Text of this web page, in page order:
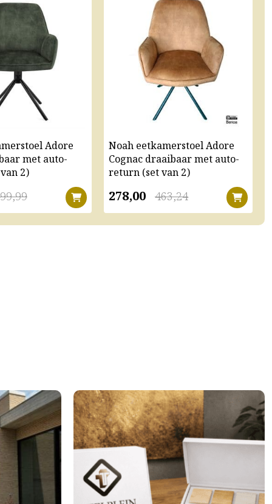
Adore
met auto-
2)
Noah eetkamerstoel Adore
Cognac draaibaar met auto-
return (set van 2)
463,24
278,00